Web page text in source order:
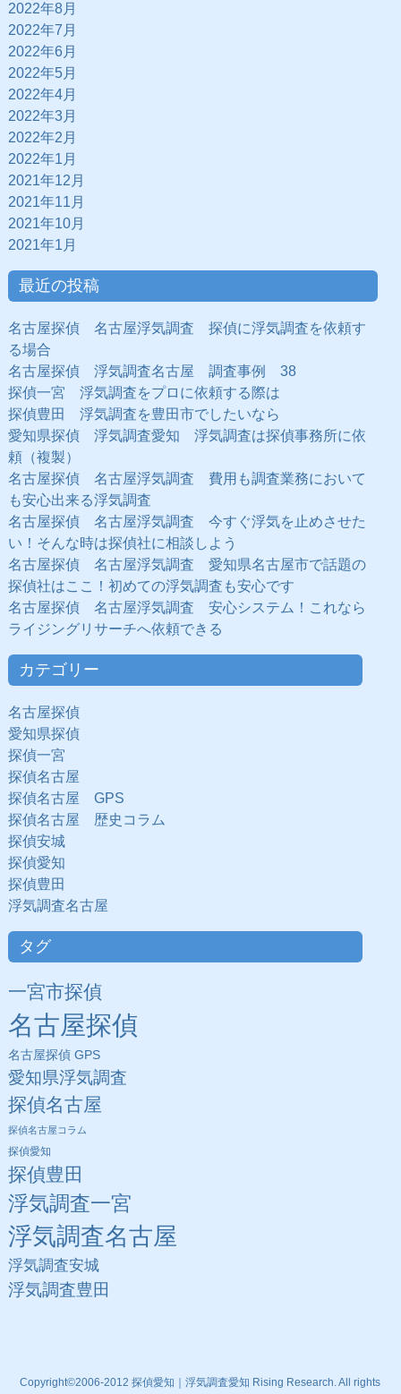
2022年8月
2022年7月
2022年6月
2022年5月
2022年4月
2022年3月
2022年2月
2022年1月
2021年12月
2021年11月
2021年10月
2021年1月
最近の投稿
名古屋探偵 名古屋浮気調査 探偵に浮気調査を依頼す
る場合
名古屋探偵 浮気調査名古屋 調査事例 38
探偵一宮 浮気調査をプロに依頼する際は
探偵豊田 浮気調査を豊田市でしたいなら
愛知県探偵 浮気調査愛知 浮気調査は探偵事務所に依
頼（複製）
名古屋探偵 名古屋浮気調査 費用も調査業務において
も安心出来る浮気調査
名古屋探偵 名古屋浮気調査 今すぐ浮気を止めさせた
い！そんな時は探偵社に相談しよう
名古屋探偵 名古屋浮気調査 愛知県名古屋市で話題の
探偵社はここ！初めての浮気調査も安心です
名古屋探偵 名古屋浮気調査 安心システム！これなら
ライジングリサーチへ依頼できる
カテゴリー
名古屋探偵
愛知県探偵
探偵一宮
探偵名古屋
探偵名古屋 GPS
探偵名古屋 歴史コラム
探偵安城
探偵愛知
探偵豊田
浮気調査名古屋
タグ
一宮市探偵
名古屋探偵
名古屋探偵 GPS
愛知県浮気調査
探偵名古屋
探偵名古屋コラム
探偵愛知
探偵豊田
浮気調査一宮
浮気調査名古屋
浮気調査安城
浮気調査豊田
Copyright©2006-2012 探偵愛知｜浮気調査愛知 Rising Research. All rights